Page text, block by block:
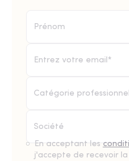
Catégorie
En acceptant les
j'accepte de recevoir